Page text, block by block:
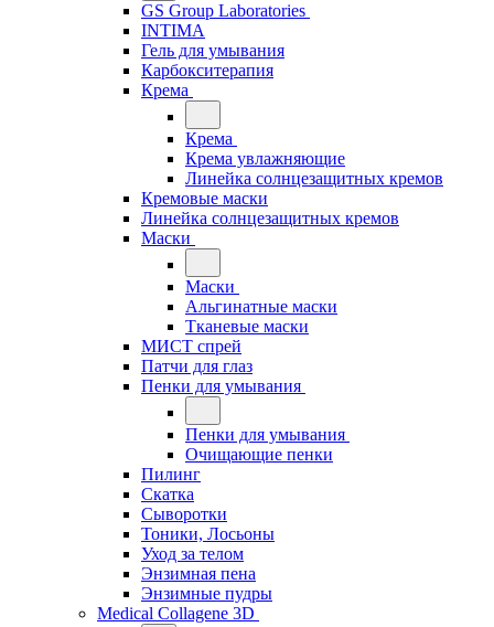
GS Group Laboratories
INTIMA
Гель для умывания
Карбокситерапия
Крема
Крема
Крема увлажняющие
Линейка солнцезащитных кремов
Кремовые маски
Линейка солнцезащитных кремов
Маски
Маски
Альгинатные маски
Тканевые маски
МИСТ спрей
Патчи для глаз
Пенки для умывания
Пенки для умывания
Очищающие пенки
Пилинг
Скатка
Сыворотки
Тоники, Лосьоны
Уход за телом
Энзимная пена
Энзимные пудры
Medical Collagene 3D